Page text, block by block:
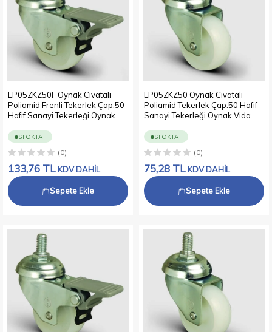
EP05ZKZ50F Oynak Civatalı
Poliamid Frenli Tekerlek Çap:50
Hafif Sanayi Tekerleği Oynak
Kestamit Teker
STOKTA
(0)
133,76 TL KDV DAHİL
Sepete Ekle
EP05ZKZ50 Oynak Civatalı
Poliamid Tekerlek Çap:50 Hafif
Sanayi Tekerleği Oynak Vida
TekerSTOKTA
(0)
75,28 TL KDV DAHİL
Sepete Ekle